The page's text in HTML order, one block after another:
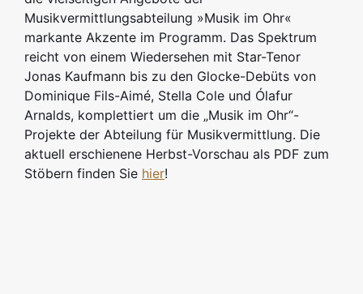
Musikvermittlungsabteilung »Musik im Ohr«
markante Akzente im Programm. Das Spektrum
reicht von einem Wiedersehen mit Star-Tenor
Jonas Kaufmann bis zu den Glocke-Debüts von
Dominique Fils-Aimé, Stella Cole und Ólafur
Arnalds, komplettiert um die „Musik im Ohr“-
Projekte der Abteilung für Musikvermittlung. Die
aktuell erschienene Herbst-Vorschau als PDF zum
Stöbern finden Sie hier!